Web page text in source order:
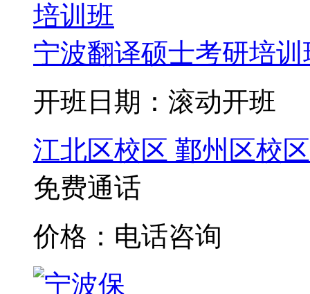
宁波翻译硕士考研培训
开班日期：滚动开班
江北区校区 鄞州区校区
免费通话
价格：电话咨询